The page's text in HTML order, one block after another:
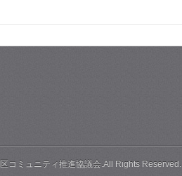
コミュニティ推進協議会.All Rights Reserved.